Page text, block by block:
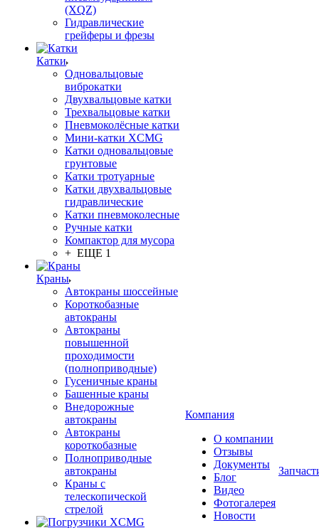
(XQZ)
Гидравлические
грейферы и фрезы
Катки
Одновальцовые
виброкатки
Двухвальцовые катки
Трехвальцовые катки
Пневмоколёсные катки
Мини-катки XCMG
Катки одновальцовые
грунтовые
Катки тротуарные
Катки двухвальцовые
гидравлические
Катки пневмоколесные
Ручные катки
Компактор для мусора
+ ЕЩЕ 1
Краны
Автокраны шоссейные
Короткобазные
автокраны
Автокраны
повышенной
проходимости
(полноприводные)
Гусеничные краны
Башенные краны
Внедорожные
автокраны
Автокраны
короткобазные
Полноприводные
автокраны
Краны с
телескопической
стрелой
Компания
О компании
Отзывы
Документы
Блог
Видео
Фотогалерея
Новости